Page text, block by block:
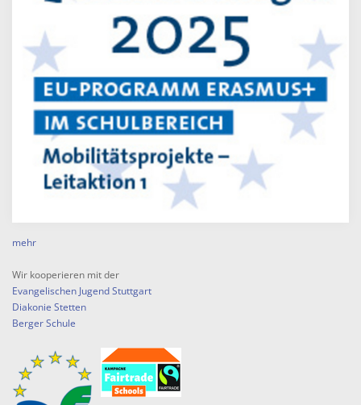
mehr
Wir kooperieren mit der
Evangelischen Jugend Stuttgart
Diakonie Stetten
Berger Schule